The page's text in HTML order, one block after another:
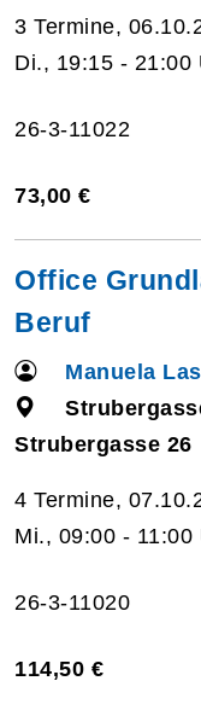
3 Termine,
Di., 19:15 - 21:00
26-3-11022
73,00 €
Office
Beruf
Manuela
Strubergasse 26
4 Termine,
Mi., 09:00 - 11:00
26-3-11020
114,50 €